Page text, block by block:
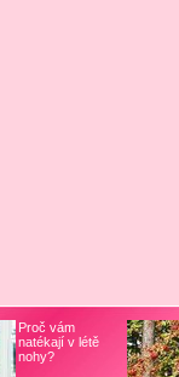
Proč vám
natékají v létě
nohy?